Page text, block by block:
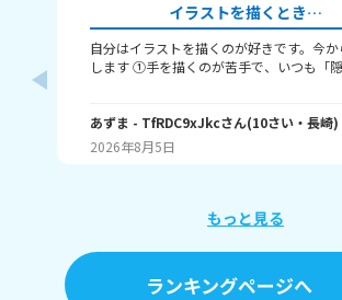
イラストを描くとき…
自分はイラストを描くのが好きです。今
します ①手を描くのが苦手で、いつも「
つも立ち絵ばかり描いていて、それ以外は
ません。とうしたらいいですか？
あずま - TfRDC9xJkcさん(10さい・ 長崎)
2026年8月5日
もっと見る
ランキングページへ